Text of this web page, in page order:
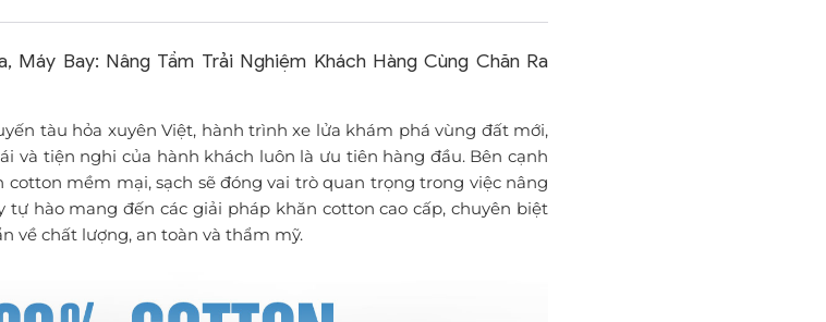
Bay: Nâng Tầm Trải Nghiệm Khách Hàng Cùng Chăn Ra
tàu hỏa xuyên Việt, hành trình xe lửa khám phá vùng đất mới,
và tiện nghi của hành khách luôn là ưu tiên hàng đầu. Bên cạnh
mềm mại, sạch sẽ đóng vai trò quan trọng trong việc nâng
tự hào mang đến các giải pháp khăn cotton cao cấp, chuyên biệt
về chất lượng, an toàn và thẩm mỹ.